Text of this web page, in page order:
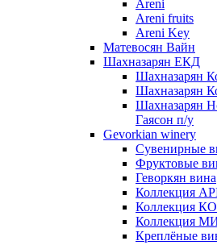
Areni
Areni fruits
Areni Key
Матевосян Вайн
Шахназарян ЕКД
Шахназарян
Шахназарян
Шахназарян
Гаясон п/у
Gevorkian winery
Сувенирные
Фруктовые
Геворкян вина
Коллекция
Коллекция
Коллекция
Креплёные